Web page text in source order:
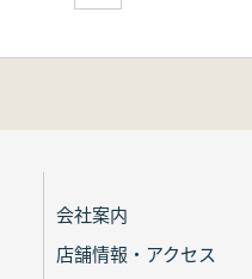
会社案内
店舗情報・アクセス